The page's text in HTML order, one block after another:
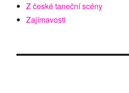
Z české taneční scény
Zajímavosti